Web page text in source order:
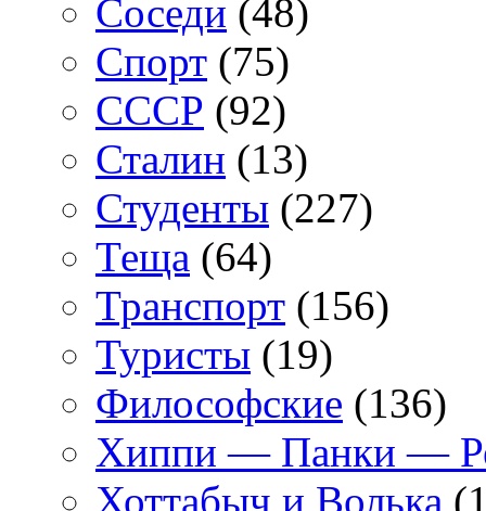
Соседи (48)
Спорт (75)
СССР (92)
Сталин (13)
Студенты (227)
Теща (64)
Транспорт (156)
Туристы (19)
Философские (136)
Хиппи — Панки —
Хоттабыч и Волька